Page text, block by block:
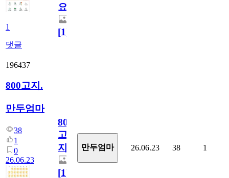
1
댓글
요)
[1]
196437
800고지.
만두엄마
38
1
0
26.06.23
800
고
지.
[1]
만두엄마 26.06.23 38 1